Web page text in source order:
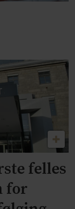
felles
for